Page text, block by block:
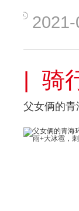
| 骑
父女俩的